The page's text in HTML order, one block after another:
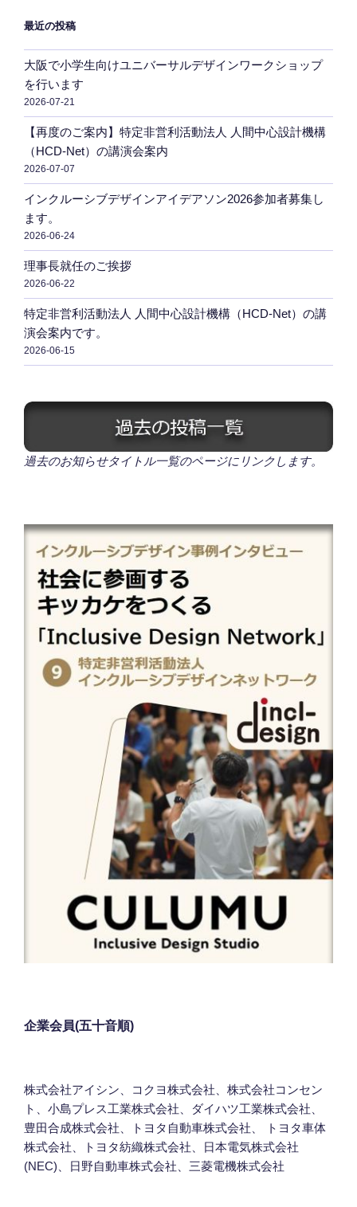
ー
シ
ョ
ン
最近の投稿
大阪で小学生向けユニバーサルデザインワークショップ
を行います
2026-07-21
【再度のご案内】特定非営利活動法人 人間中心設計機構
（HCD-Net）の講演会案内
2026-07-07
インクルーシブデザインアイデアソン2026参加者募集し
ます。
2026-06-24
理事長就任のご挨拶
2026-06-22
特定非営利活動法人 人間中心設計機構（HCD-Net）の講
演会案内です。
2026-06-15
過去のお知らせタイトル一覧のページにリンクします。
企業会員(五十音順)
株式会社アイシン、コクヨ株式会社、株式会社コンセン
ト、小島プレス工業株式会社、ダイハツ工業株式会社、
豊田合成株式会社、トヨタ自動車株式会社、 トヨタ車体
株式会社、トヨタ紡織株式会社、日本電気株式会社
(NEC)、日野自動車株式会社、三菱電機株式会社